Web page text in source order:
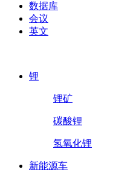
数据库
会议
英文
锂
锂矿
碳酸锂
氢氧化锂
新能源车